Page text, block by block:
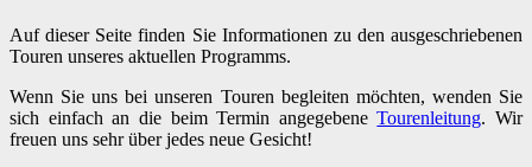
Auf dieser Seite finden Sie Informationen zu den ausgeschriebenen
Touren unseres aktuellen Programms.
Wenn Sie uns bei unseren Touren begleiten möchten, wenden Sie
sich einfach an die beim Termin angegebeneTourenleitung. Wir
freuen uns sehr über jedes neue Gesicht!